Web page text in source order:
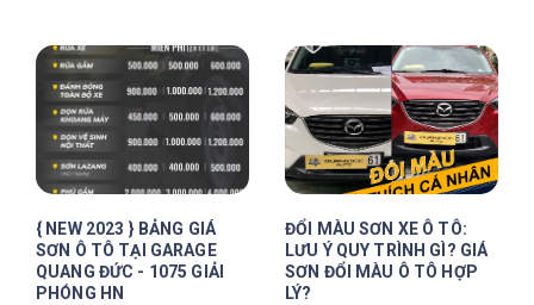
{ NEW 2023 } BẢNG GIÁ
SƠN Ô TÔ TẠI GARAGE
QUANG ĐỨC - 1075 GIẢI
PHÓNG HN
ĐỔI MÀU SƠN XE Ô TÔ:
LƯU Ý QUY TRÌNH GÌ? GIÁ
SƠN ĐỔI MÀU Ô TÔ HỢP
LÝ?